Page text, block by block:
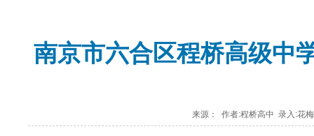
南京市六合区程桥高级中
来源： 作者:程桥高中 录入:花